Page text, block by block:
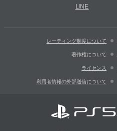
LINE
レーティング制度について
著作権について
ライセンス
利用者情報の外部送信について